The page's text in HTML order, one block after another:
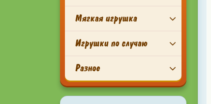
Мягкая игрушка
Игрушки по случаю
Разное